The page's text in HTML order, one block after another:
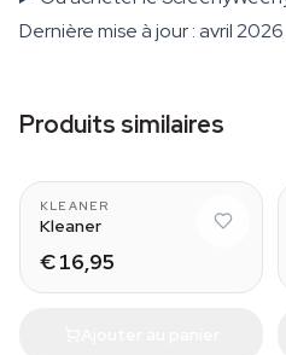
Dernière mise à jour : avril 2026
Produits similaires
KLEANER
Kleaner
€ 16,95